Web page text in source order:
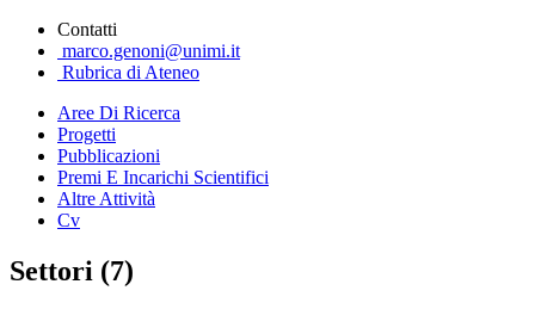
Contatti
marco.genoni@unimi.it
Rubrica di Ateneo
Aree Di Ricerca
Progetti
Pubblicazioni
Premi E Incarichi Scientifici
Altre Attività
Cv
Settori (7)